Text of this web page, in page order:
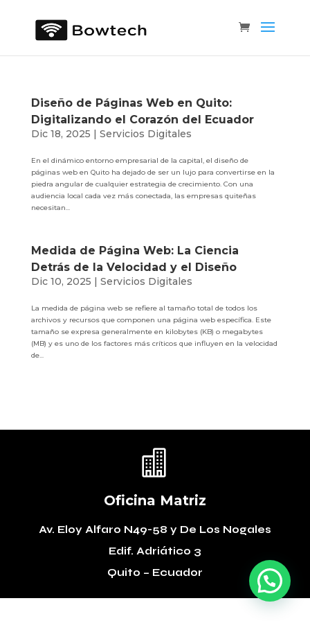
Diseño de Páginas Web en Quito:
Digitalizando el Corazón del Ecuador
Dic 18, 2025 | Servicios Digitales
En el dinámico entorno empresarial de la capital, el diseño de
páginas web en Quito ha dejado de ser un lujo para convertirse en la
piedra angular de cualquier estrategia de crecimiento. Con una
audiencia local cada vez más conectada, las empresas quiteñas
necesitan...
Medida de Página Web: La Ciencia
Detrás de la Velocidad y el Diseño
Dic 10, 2025 | Servicios Digitales
La medida de página web se refiere al tamaño total de todos los
archivos y recursos que componen una página web específica. Este
tamaño se expresa generalmente en kilobytes (KB) o megabytes
(MB) y es uno de los factores más críticos que influyen en la velocidad
de...

Oficina Matriz
Av. Eloy Alfaro N49-58 y De Los Nogales
Edif. Adriático 3
Quito – Ecuador